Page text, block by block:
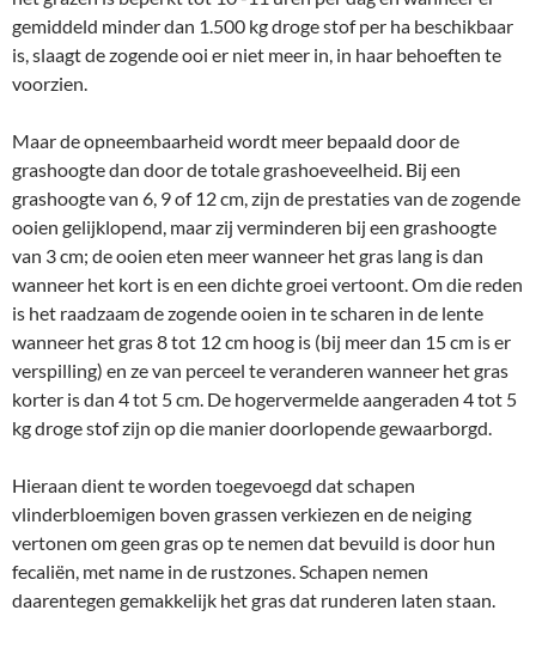
gemiddeld minder dan 1.500 kg droge stof per ha beschikbaar
is, slaagt de zogende ooi er niet meer in, in haar behoeften te
voorzien.
Maar de opneembaarheid wordt meer bepaald door de
grashoogte dan door de totale grashoeveelheid. Bij een
grashoogte van 6, 9 of 12 cm, zijn de prestaties van de zogende
ooien gelijklopend, maar zij verminderen bij een grashoogte
van 3 cm; de ooien eten meer wanneer het gras lang is dan
wanneer het kort is en een dichte groei vertoont. Om die reden
is het raadzaam de zogende ooien in te scharen in de lente
wanneer het gras 8 tot 12 cm hoog is (bij meer dan 15 cm is er
verspilling) en ze van perceel te veranderen wanneer het gras
korter is dan 4 tot 5 cm. De hogervermelde aangeraden 4 tot 5
kg droge stof zijn op die manier doorlopende gewaarborgd.
Hieraan dient te worden toegevoegd dat schapen
vlinderbloemigen boven grassen verkiezen en de neiging
vertonen om geen gras op te nemen dat bevuild is door hun
fecaliën, met name in de rustzones. Schapen nemen
daarentegen gemakkelijk het gras dat runderen laten staan.